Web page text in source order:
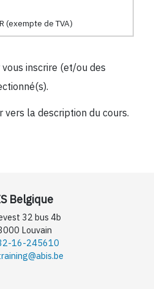
(exempte de TVA)
vous inscrire (et/ou des
vers la description du cours.
Belgique
32 bus 4b
Louvain
16-245610